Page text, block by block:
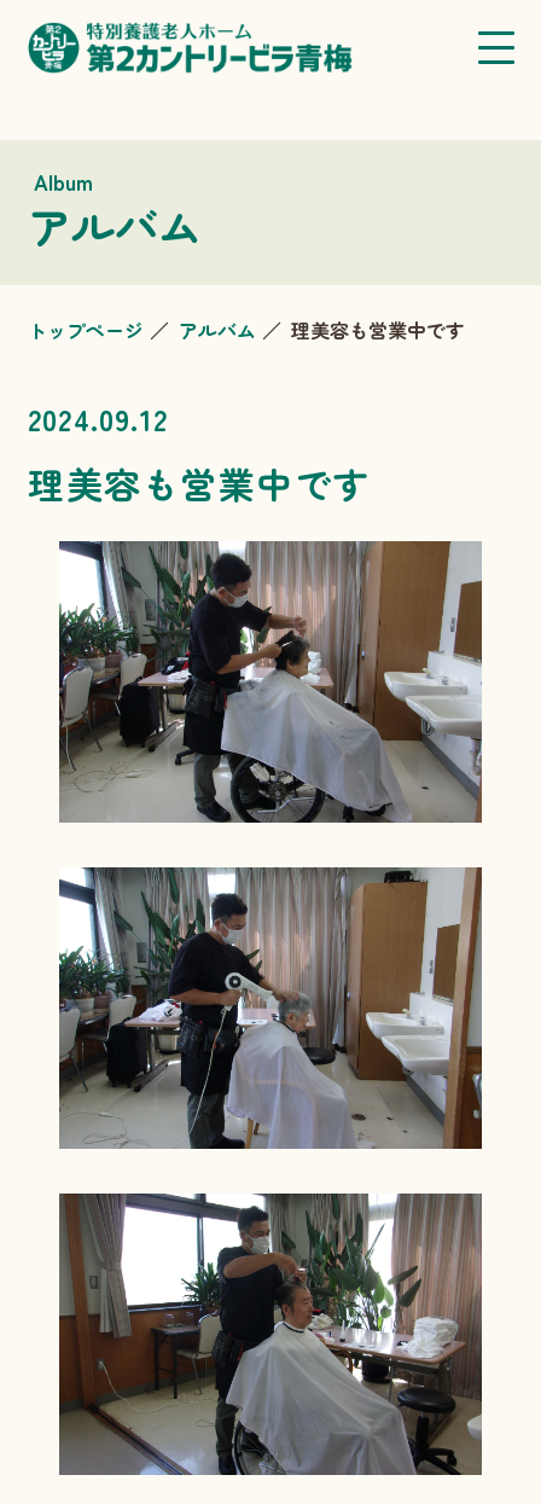
Album
アルバム
トップページ アルバム 理美容も営業中です
2024.09.12
理美容も営業中です